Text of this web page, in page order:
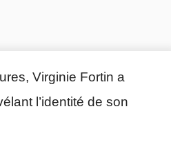
Virginie Fortin a
l’identité de son